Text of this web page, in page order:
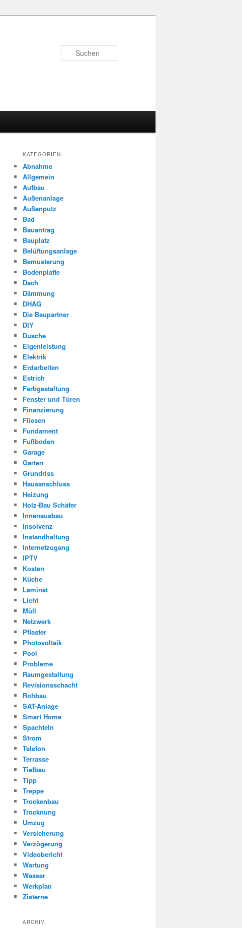
KATEGORIEN
Abnahme
Allgemein
Aufbau
Außenanlage
Außenputz
Bad
Bauantrag
Bauplatz
Belüftungsanlage
Bemusterung
Bodenplatte
Dach
Dämmung
DHAG
Die Baupartner
DIY
Dusche
Eigenleistung
Elektrik
Erdarbeiten
Estrich
Farbgestaltung
Fenster und Türen
Finanzierung
Fliesen
Fundament
Fußboden
Garage
Garten
Grundriss
Hausanschluss
Heizung
Holz-Bau Schäfer
Innenausbau
Insolvenz
Instandhaltung
Internetzugang
IPTV
Kosten
Küche
Laminat
Licht
Müll
Netzwerk
Pflaster
Photovoltaik
Pool
Probleme
Raumgestaltung
Revisionsschacht
Rohbau
SAT-Anlage
Smart Home
Spachteln
Strom
Telefon
Terrasse
Tiefbau
Tipp
Treppe
Trockenbau
Trocknung
Umzug
Versicherung
Verzögerung
Videobericht
Wartung
Wasser
Werkplan
Zisterne
ARCHIV